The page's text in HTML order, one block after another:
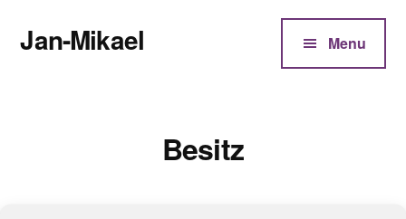
Inhalt
springen
menu
Jan-Mikael Menu
Besitz